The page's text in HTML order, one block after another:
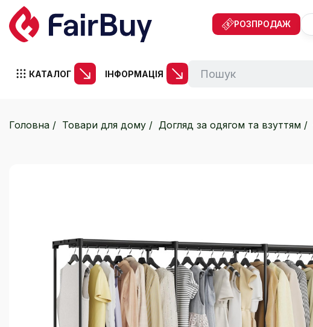
РОЗПРОДАЖ
КАТАЛОГ ІНФОРМАЦІЯ
Головна Товари для дому Догляд за одягом та взуттям